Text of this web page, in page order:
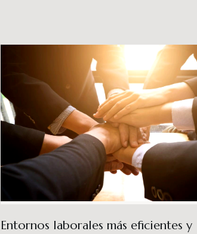
Entornos laborales más eficientes y